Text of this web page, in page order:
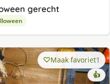
gerecht
Maak favoriet1
👍